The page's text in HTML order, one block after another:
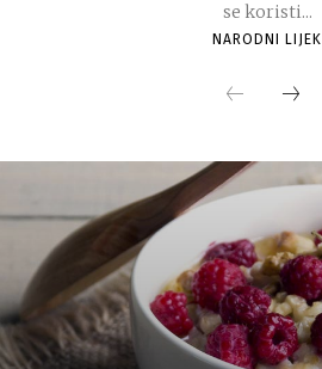
se koristi...
NARODNI LIJEK